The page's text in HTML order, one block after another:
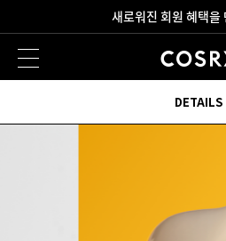
새로워진 회원 혜택을
2만원 이상 무료
DETAILS